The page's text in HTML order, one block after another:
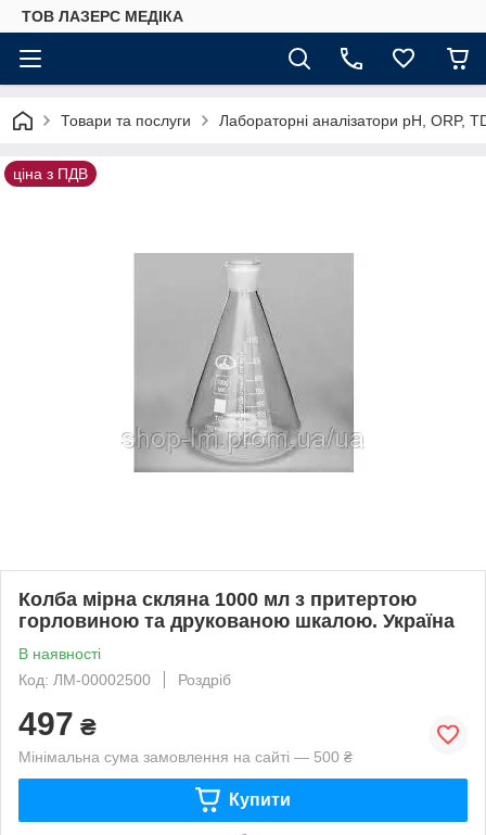
ТОВ ЛАЗЕРС МЕДІКА
Товари та послуги Лабораторні аналізатори pH, ORP,
ціна з ПДВ
Колба мірна скляна 1000 мл з притертою
горловиною та друкованою шкалою. Україна
В наявності
Код: ЛМ-00002500
Роздріб
497 ₴
Мінімальна сума замовлення на сайті — 500 ₴
Купити